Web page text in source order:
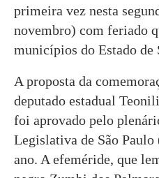
primeira vez nesta
novembro) com feriado
municípios do Estado de
A proposta da
deputado estadual
foi aprovado pelo
Legislativa de São
ano. A efeméride, que